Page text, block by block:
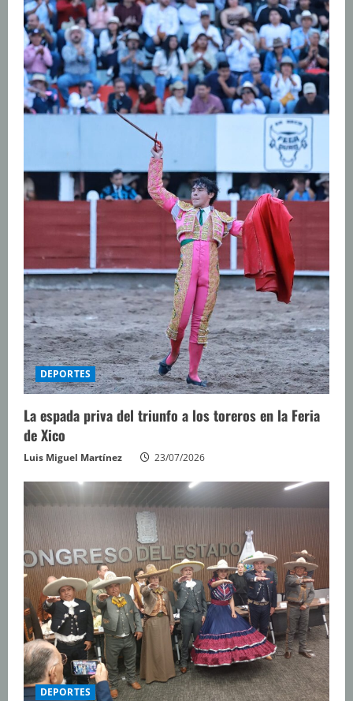
DEPORTES
La espada priva del triunfo a los toreros en la Feria
de Xico
Luis Miguel Martínez 23/07/2026
DEPORTES